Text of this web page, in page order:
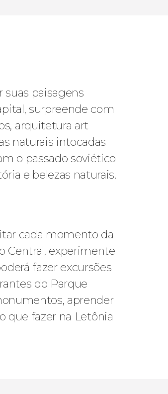
paisagens
surpreende com
arquitetura art
naturais intocadas
o passado soviético
e belezas naturais.
cada momento da
Central, experimente
fazer excursões
do Parque
aprender
que fazer na Letônia